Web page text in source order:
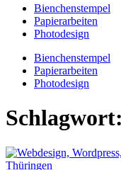
Bienchenstempel
Papierarbeiten
Photodesign
Bienchenstempel
Papierarbeiten
Photodesign